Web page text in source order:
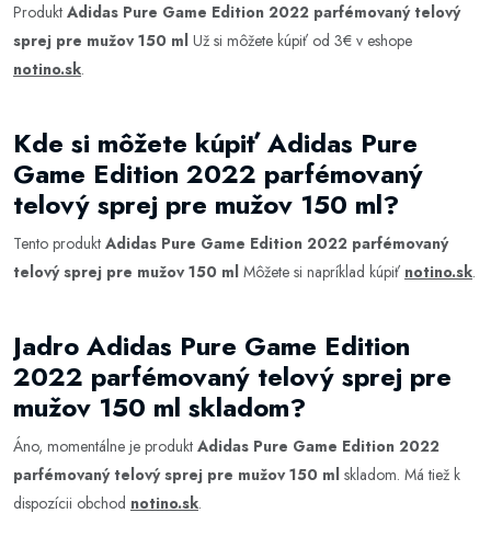
Produkt Adidas Pure Game Edition 2022 parfémovaný telový
sprej pre mužov 150 ml Už si môžete kúpiť od 3€ v eshope
notino.sk.
Kde si môžete kúpiť Adidas Pure
Game Edition 2022 parfémovaný
telový sprej pre mužov 150 ml?
Tento produkt Adidas Pure Game Edition 2022 parfémovaný
telový sprej pre mužov 150 ml Môžete si napríklad kúpiť notino.sk.
Jadro Adidas Pure Game Edition
2022 parfémovaný telový sprej pre
mužov 150 ml skladom?
Áno, momentálne je produkt Adidas Pure Game Edition 2022
parfémovaný telový sprej pre mužov 150 ml skladom. Má tiež k
dispozícii obchod notino.sk.